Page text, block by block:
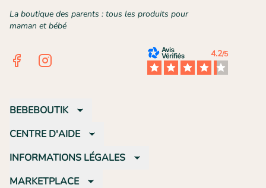
La boutique des parents : tous les produits pour
maman et bébé
FacebookInstagram 4.2/5
BEBEBOUTIK
CENTRE D'AIDE
INFORMATIONS LÉGALES
MARKETPLACE